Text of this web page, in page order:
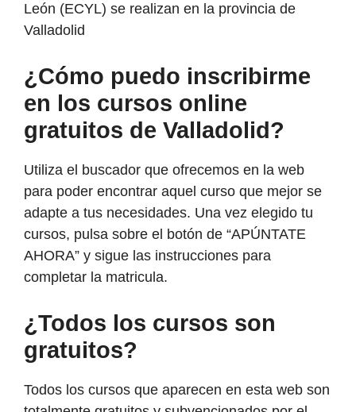
León (ECYL) se realizan en la provincia de
Valladolid
¿Cómo puedo inscribirme
en los cursos online
gratuitos de Valladolid?
Utiliza el buscador que ofrecemos en la web
para poder encontrar aquel curso que mejor se
adapte a tus necesidades. Una vez elegido tu
cursos, pulsa sobre el botón de “APÚNTATE
AHORA” y sigue las instrucciones para
completar la matricula.
¿Todos los cursos son
gratuitos?
Todos los cursos que aparecen en esta web son